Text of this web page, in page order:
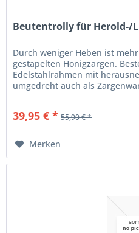
Beutentrolly für Herold-/
Durch weniger Heben ist
gestapelten Honigzargen.
Edelstahlrahmen mit
umgedreht auch als
39,95 € * 55,90 € *
Merken